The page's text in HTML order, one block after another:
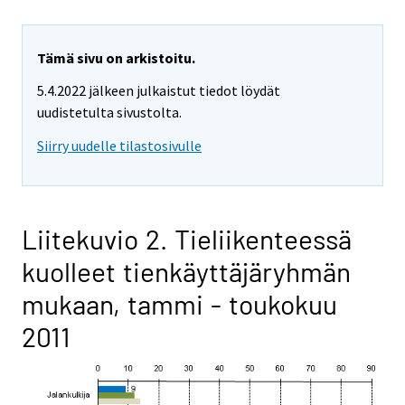
Tämä sivu on arkistoitu.
5.4.2022 jälkeen julkaistut tiedot löydät
uudistetulta sivustolta.
Siirry uudelle tilastosivulle
Liitekuvio 2. Tieliikenteessä
kuolleet tienkäyttäjäryhmän
mukaan, tammi - toukokuu
2011